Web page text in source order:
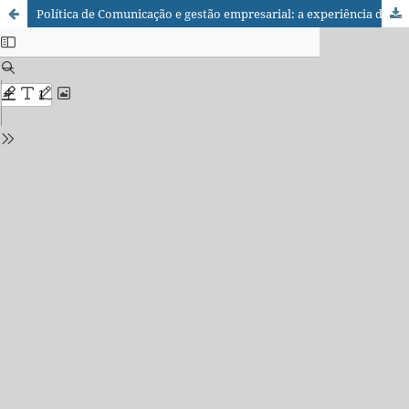
Política de Comunicação e gestão empresarial: a experiência da Embrapa